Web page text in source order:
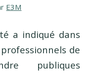
E3M
a indiqué dans
de
publiques